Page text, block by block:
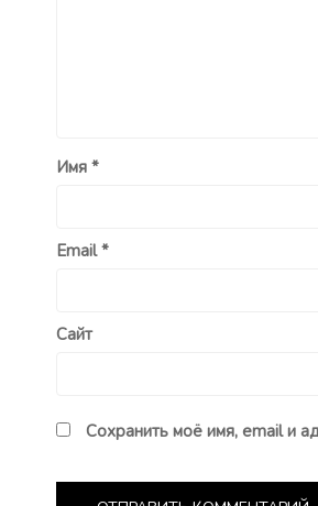
Имя *
Email*
Сайт
Сохранить моё имя, email и